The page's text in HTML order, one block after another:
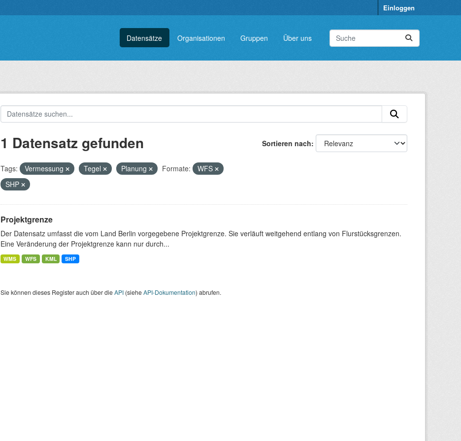
Einloggen
Datensätze Organisationen Gruppen Über uns
Sortieren nach
1 Datensatz gefunden
Tags: Vermessung Tegel Planung Formate:
WFS
SHP
Projektgrenze
Der Datensatz umfasst die vom Land Berlin vorgegebene Projektgrenze. Sie verläuft weitgehend entlang von Flurstücksgrenzen.
Eine Veränderung der Projektgrenze kann nur durch...
WMS WFS KML SHP
Sie können dieses Register auch über dieAPI(sieheAPI-Dokumentation) abrufen.